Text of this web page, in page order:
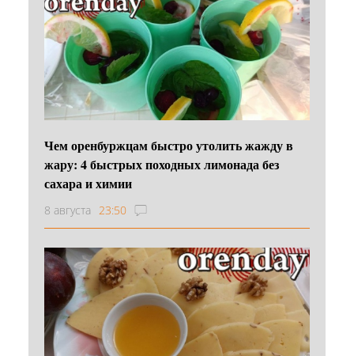
Чем оренбуржцам быстро утолить жажду в
жару: 4 быстрых походных лимонада без
сахара и химии
8 августа 23:50